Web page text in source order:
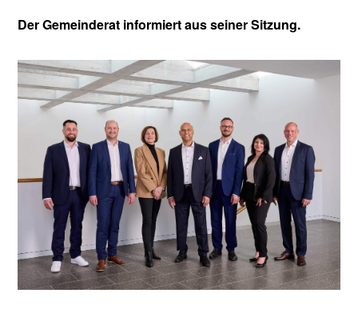
Der Gemeinderat informiert aus seiner Sitzung.